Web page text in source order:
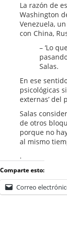
La razón de
Washington
Venezuela,
con China,
– ‘Lo
Salas.
En ese
psicológicas
externas’ del
Salas
de otros
porque no
al mismo
.
Comparte esto:
Correo